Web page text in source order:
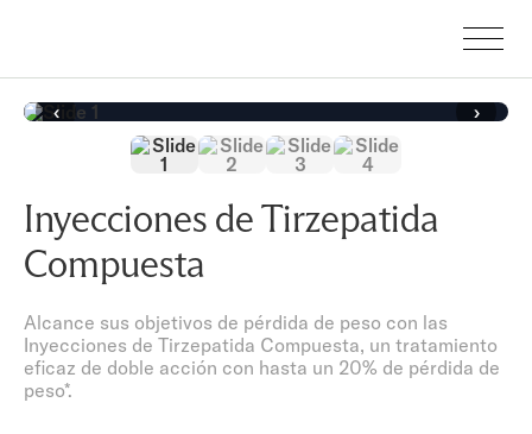
‹ ›
Inyecciones de Tirzepatida
Compuesta
Alcance sus objetivos de pérdida de peso con las
Inyecciones de Tirzepatida Compuesta, un tratamiento
eficaz de doble acción con hasta un 20% de pérdida de
peso*.